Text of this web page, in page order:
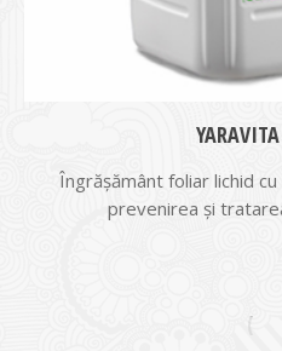
Îngrăşământ foliar lichid
prevenirea şi